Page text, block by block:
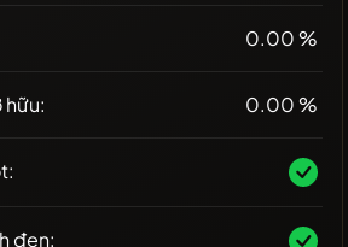
0.00 %
hữu: 0.00 %
đen: